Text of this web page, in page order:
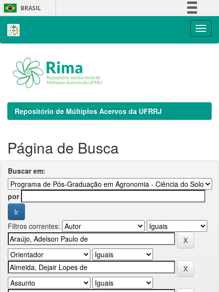
Skip
navigation
BRASIL
Repositório de Múltiplos Acervos da UFRRJ
Página de Busca
Buscar em:
por
Filtros correntes: